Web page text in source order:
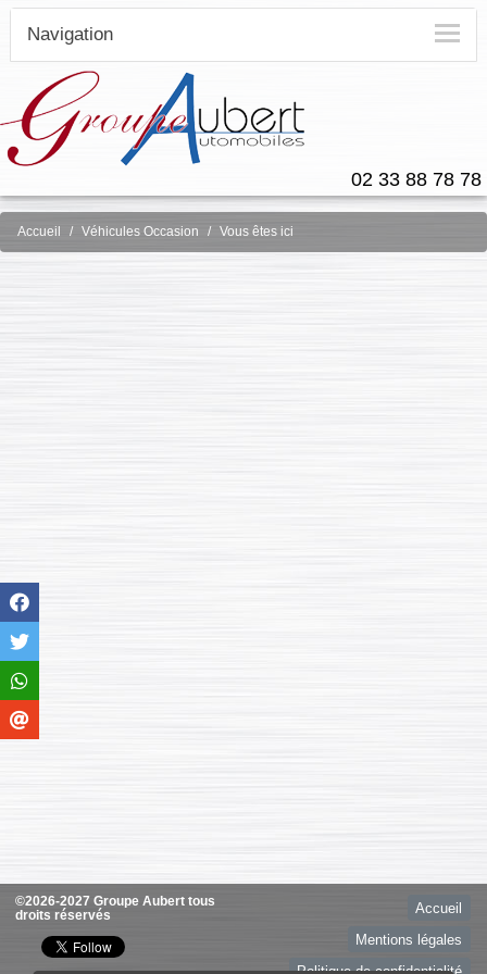
02 33 88 78 78
Navigation
Accueil Véhicules Occasion Vous êtes ici
©2026-2027 Groupe Aubert tous
droits réservés
Accueil
Mentions légales